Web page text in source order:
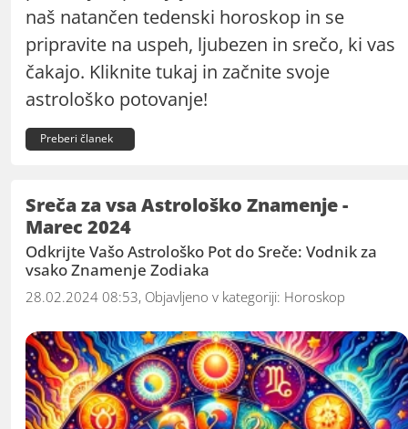
naš natančen tedenski horoskop in se
pripravite na uspeh, ljubezen in srečo, ki vas
čakajo. Kliknite tukaj in začnite svoje
astrološko potovanje!
Preberi članek
Sreča za vsa Astrološko Znamenje -
Marec 2024
Odkrijte Vašo Astrološko Pot do Sreče: Vodnik za
vsako Znamenje Zodiaka
28.02.2024 08:53, Objavljeno v kategoriji: Horoskop